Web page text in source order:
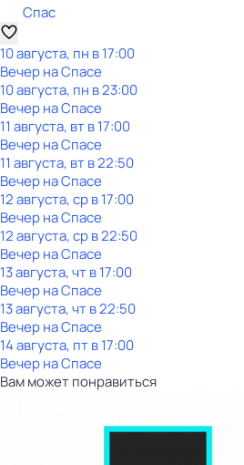
Спас
10 августа, пн в 17:00
Вечер на Спасе
10 августа, пн в 23:00
Вечер на Спасе
11 августа, вт в 17:00
Вечер на Спасе
11 августа, вт в 22:50
Вечер на Спасе
12 августа, ср в 17:00
Вечер на Спасе
12 августа, ср в 22:50
Вечер на Спасе
13 августа, чт в 17:00
Вечер на Спасе
13 августа, чт в 22:50
Вечер на Спасе
14 августа, пт в 17:00
Вечер на Спасе
Вам может понравиться